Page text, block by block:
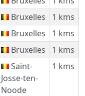
Bruxelles
1 kms
Bruxelles
1 kms
Bruxelles
1 kms
Saint-
Josse-ten-
Noode
1 kms